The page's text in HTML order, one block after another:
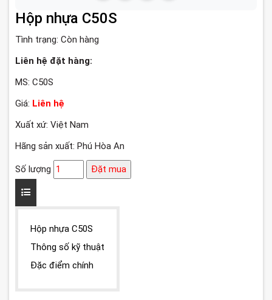
Hộp nhựa C50S
Tình trạng: Còn hàng
Liên hệ đặt hàng:
MS: C50S
Giá: Liên hệ
Xuất xứ: Việt Nam
Hãng sản xuất: Phú Hòa An
Số lượng Đặt mua
Hộp nhựa C50S
Thông số kỹ thuật
Đặc điểm chính